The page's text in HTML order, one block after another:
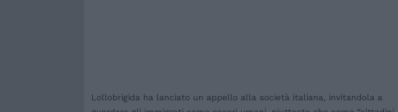
Lollobrigida ha lanciato un appello alla società italiana, invitandola a